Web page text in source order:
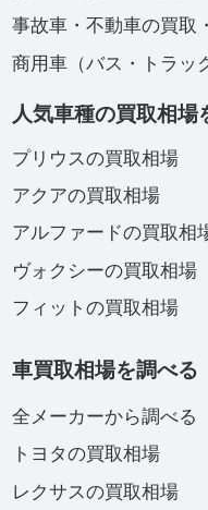
事故車・不動車の買取
商用車（バス・トラッ
人気車種の買取相場
プリウスの買取相場
アクアの買取相場
アルファードの買取相
ヴォクシーの買取相場
フィットの買取相場
車買取相場を調べる
全メーカーから調べる
トヨタの買取相場
レクサスの買取相場